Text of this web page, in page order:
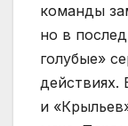
команды
но в
голубые»
действиях.
и